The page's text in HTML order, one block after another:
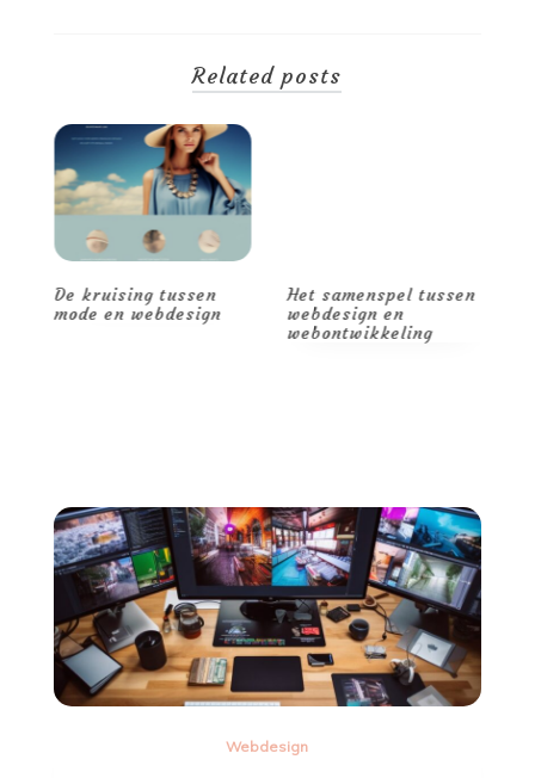
Related posts
De kruising tussen
mode en webdesign
Het samenspel tussen
webdesign en
webontwikkeling
Webdesign